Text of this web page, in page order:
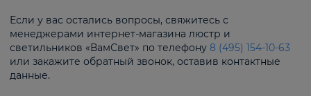
Если у вас остались вопросы, свяжитесь с
менеджерами интернет-магазина люстр и
светильников «ВамСвет» по телефону 8 (495) 154-10-63
или закажите обратный звонок, оставив контактные
данные.